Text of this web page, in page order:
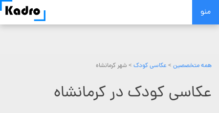
Skip
منو
همه متخصصین > عکاسی کودک > شهر کرمانشاه
عکاسی کودک در کرمانشاه